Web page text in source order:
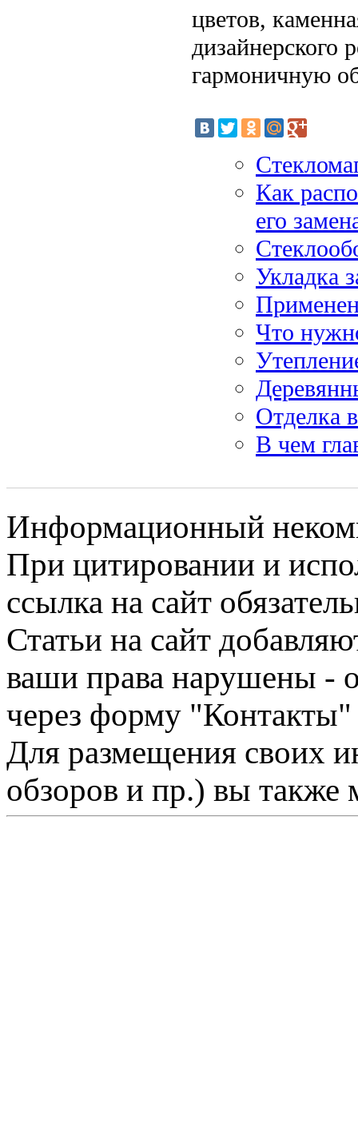
цветов,
дизайнерского
гармоничную
Как
его
Укладка
Что
Отделка
В чем
Информационный
При цитировании и
ссылка на сайт
Статьи на сайт
ваши права нарушены -
через форму "Контакты"
Для размещения своих
обзоров и пр.) вы также